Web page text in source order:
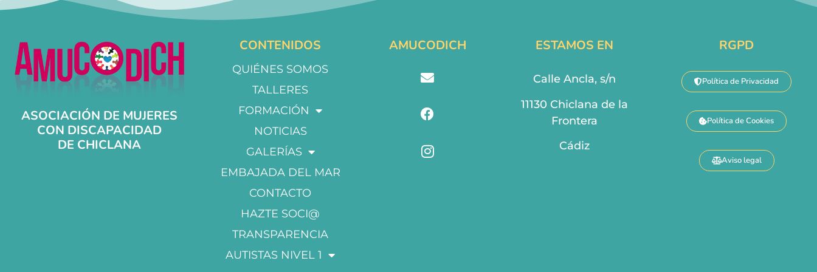
ASOCIACIÓN DE MUJERES
CON DISCAPACIDAD
DE CHICLANA
CONTENIDOS
QUIÉNES SOMOS
TALLERES
FORMACIÓN
NOTICIAS
GALERÍAS
EMBAJADA DEL MAR
CONTACTO
HAZTE SOCI@
TRANSPARENCIA
AUTISTAS NIVEL 1
AMUCODICH ESTAMOS EN
Calle Ancla, s/n
11130 Chiclana de la
Frontera
Cádiz
RGPD
Política de Privacidad
Política de Cookies
Aviso legal